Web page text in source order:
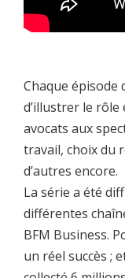
Chaque épisode
d’illustrer le rôle
avocats aux
travail, choix du
d’autres encore.
La série a été
différentes
BFM Business.
un réel succès ;